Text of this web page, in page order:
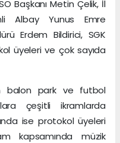
Başkanı Metin Çelik, İl
Albay Yunus Emre
Erdem Bildirici, SGK
üyeleri ve çok sayıda
balon park ve futbol
çeşitli ikramlarda
ise protokol üyeleri
kapsamında müzik